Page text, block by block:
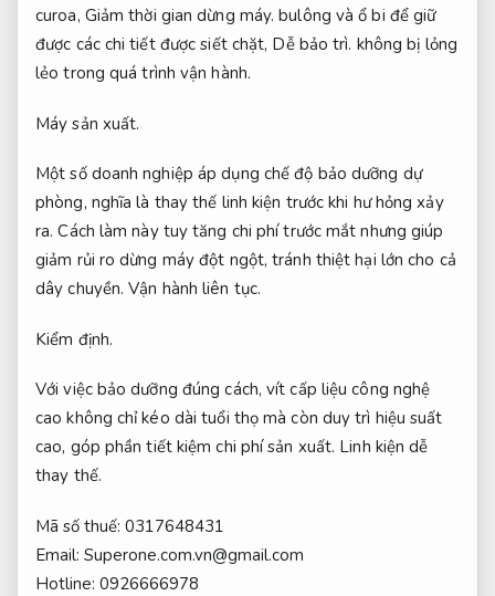
curoa, Giảm thời gian dừng máy. bulông và ổ bi để giữ
được các chi tiết được siết chặt, Dễ bảo trì. không bị lỏng
lẻo trong quá trình vận hành.
Máy sản xuất.
Một số doanh nghiệp áp dụng chế độ bảo dưỡng dự
phòng, nghĩa là thay thế linh kiện trước khi hư hỏng xảy
ra. Cách làm này tuy tăng chi phí trước mắt nhưng giúp
giảm rủi ro dừng máy đột ngột, tránh thiệt hại lớn cho cả
dây chuyền.Vận hành liên tục.
Kiểm định.
Với việc bảo dưỡng đúng cách, vít cấp liệu công nghệ
cao không chỉ kéo dài tuổi thọ mà còn duy trì hiệu suất
cao, góp phần tiết kiệm chi phí sản xuất. Linh kiện dễ
thay thế.
Mã số thuế: 0317648431
Email: Superone.com.vn@gmail.com
Hotline: 0926666978